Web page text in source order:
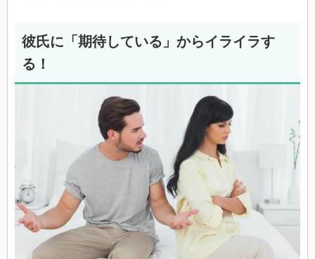
彼氏に「期待している」からイライラす
る！